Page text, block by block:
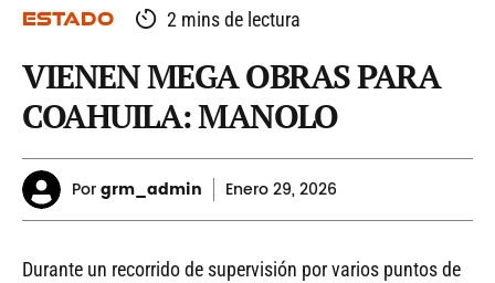
ESTADO 2 mins de lectura
VIENEN MEGA OBRAS PARA
COAHUILA: MANOLO
Porgrm_admin Enero29, 2026
Durante un recorrido de supervisión por varios puntos de